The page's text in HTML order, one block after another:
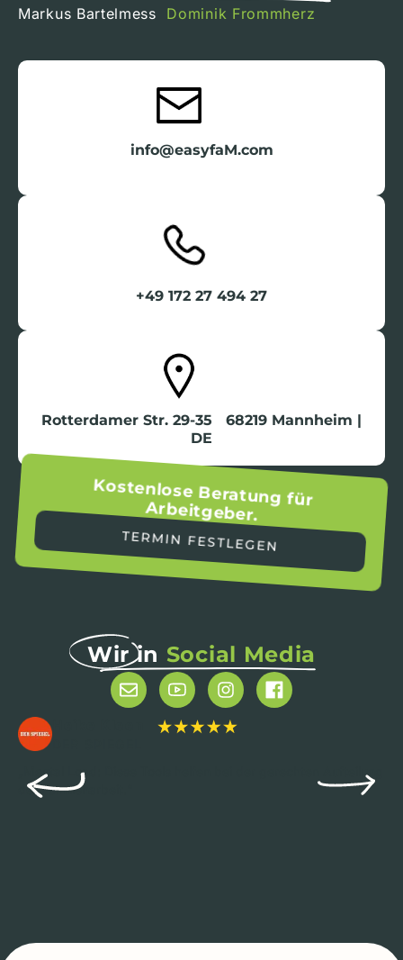
Markus Bartelmess Dominik Frommherz
info@easyfaM.com
+49 172 27 494 27
Rotterdamer Str. 29-35 68219 Mannheim |
DE
Kostenlose Beratung für
Arbeitgeber.
TERMIN FESTLEGEN
Wir in Social Media
Heike Kleen
DER SPIEGEL
„Mental Load: Diese Tools helfen bei der gerechten Aufteilung
der Familienarbeit.“